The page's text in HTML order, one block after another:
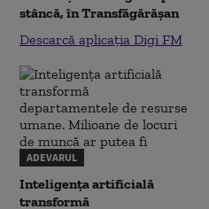
stâncă, în Transfăgărăşan
Descarcă aplicația Digi FM
ADEVARUL
Inteligența artificială
transformă